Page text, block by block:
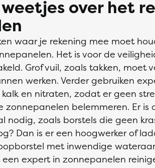
over het
waar je rekening mee moet
Het is voor de
Grof vuil, zoals takken, moet
werken. Verder gebruiken
en nitraten, zodat er geen
zonnepanelen belemmeren. Er is
nodig, zoals borstels die geen
Dan is er een hoogwerker of
met inwendige
expert in zonnepanelen